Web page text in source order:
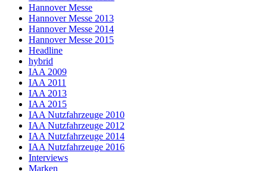
Hannover Messe
Hannover Messe 2013
Hannover Messe 2014
Hannover Messe 2015
Headline
hybrid
IAA 2009
IAA 2011
IAA 2013
IAA 2015
IAA Nutzfahrzeuge 2010
IAA Nutzfahrzeuge 2012
IAA Nutzfahrzeuge 2014
IAA Nutzfahrzeuge 2016
Interviews
Marken